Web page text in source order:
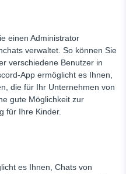
einen Administrator
verwaltet. So können Sie
verschiedene Benutzer in
App ermöglicht es Ihnen,
die für Ihr Unternehmen von
gute Möglichkeit zur
für Ihre Kinder.
es Ihnen, Chats von